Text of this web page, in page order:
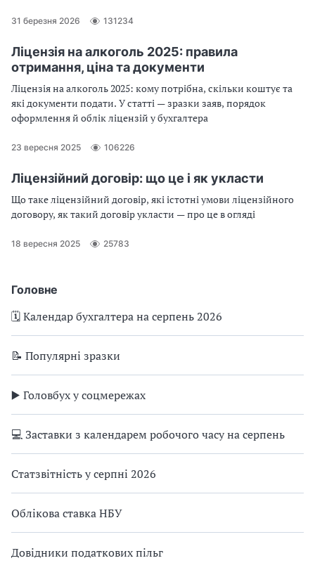
Головне
🗓️ Календар бухгалтера на серпень 2026
📝 Популярні зразки
▶️ Головбух у соцмережах
💻 Заставки з календарем робочого часу на серпень
Статзвітність у серпні 2026
Облікова ставка НБУ
Довідники податкових пільг
31 березня 2026 131234
Ліцензія на алкоголь 2025: правила
отримання, ціна та документи
Ліцензія на алкоголь 2025: кому потрібна, скільки коштує та
які документи подати. У статті — зразки заяв, порядок
оформлення й облік ліцензій у бухгалтера
23 вересня 2025 106226
Ліцензійний договір: що це і як укласти
Що таке ліцензійний договір, які істотні умови ліцензійного
договору, як такий договір укласти — про це в огляді
18 вересня 2025 25783